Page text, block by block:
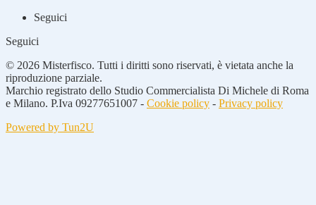
Seguici
Seguici
© 2026 Misterfisco. Tutti i diritti sono riservati, è vietata anche la
riproduzione parziale.
Marchio registrato dello Studio Commercialista Di Michele di Roma
e Milano. P.Iva 09277651007 - Cookie policy - Privacy policy
Powered by Tun2U